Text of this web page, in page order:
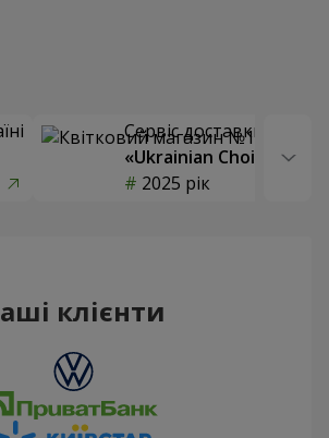
Сервіс доставки квітів
«Ukrainian Choice»
2025 рік
клієнти